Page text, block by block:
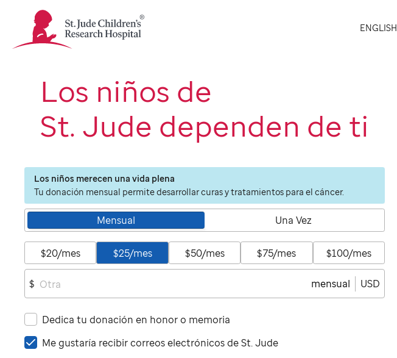
Jude
Children's
ENGLISH
Los niños de
St. Jude dependen de ti
Los niños merecen una vida plena
Tu donación mensual permite desarrollar curas y tratamientos para el cáncer.
Mensual Una Vez
$20/mes $25/mes $50/mes $75/mes $100/mes
$ mensual USD
Dedica tu donación en honor o memoria
Me
Me gustaría recibir correos electrónicos deSt. Jude